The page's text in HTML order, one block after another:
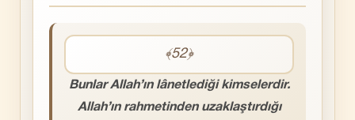
﴾52﴿
Bunlar Allah’ın lânetlediği kimselerdir.
Allah’ın rahmetinden uzaklaştırdığı